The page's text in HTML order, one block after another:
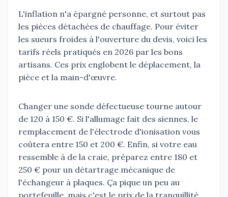
L'inflation n'a épargné personne, et surtout pas
les pièces détachées de chauffage. Pour éviter
les sueurs froides à l'ouverture du devis, voici les
tarifs réels pratiqués en 2026 par les bons
artisans. Ces prix englobent le déplacement, la
pièce et la main-d'œuvre.
Changer une sonde défectueuse tourne autour
de 120 à 150 €. Si l'allumage fait des siennes, le
remplacement de l'électrode d'ionisation vous
coûtera entre 150 et 200 €. Enfin, si votre eau
ressemble à de la craie, préparez entre 180 et
250 € pour un détartrage mécanique de
l'échangeur à plaques. Ça pique un peu au